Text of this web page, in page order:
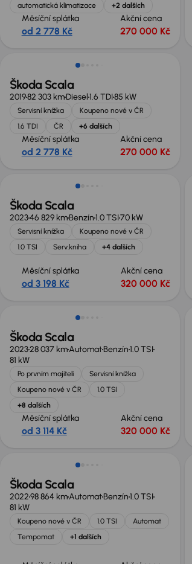
automatická klimatizace
+2 dalších
Měsíční splátka
od 2 778 Kč
Akční cena
270 000 Kč
Škoda Scala
201982 303 kmDiesel1.6 TDI85 kW
Servisní knížka
Koupeno nové v ČR
1.6 TDI
ČR +6 dalších
Měsíční splátka
od 2 778 Kč
Akční cena
270 000 Kč
Škoda Scala
202346 829 kmBenzín1.0 TSI70 kW
Servisní knížka
Koupeno nové v ČR
1.0 TSI
Serv.kniha +4 dalších
Měsíční splátka
od 3 198 Kč
Akční cena
320 000 Kč
Možnost odpočtu DPH
Škoda Scala
202328 037 kmAutomatBenzín1.0 TSI
81 kW
Po prvním majiteli
Servisní knížka
Koupeno nové v ČR
1.0 TSI
+8 dalších
Měsíční splátka
od 3 114 Kč
Akční cena
320 000 Kč
Škoda Scala
202298 864 kmAutomatBenzín1.0 TSI
81 kW
Koupeno nové v ČR 1.0 TSI
Automat
Tempomat
+1 dalších